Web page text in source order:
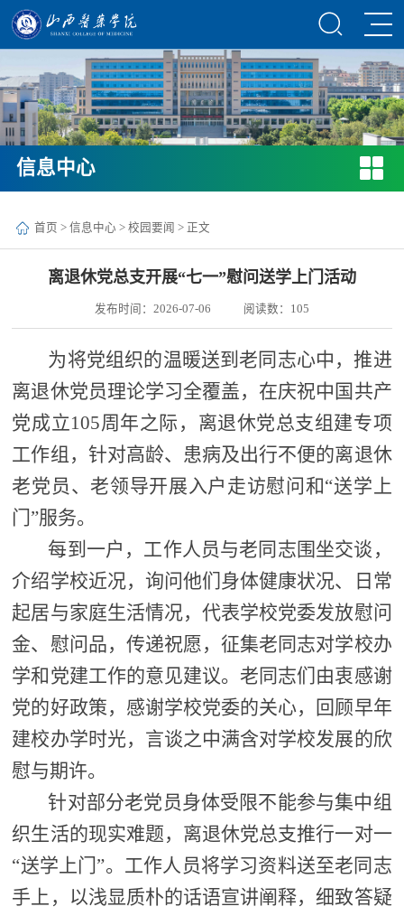
信息中心
首页 > 信息中心 > 校园要闻 > 正文
离退休党总支开展“七一”慰问送学上门活动
发布时间：2026-07-06 阅读数： 105
为将党组织的温暖送到老同志心中，推进
离退休党员理论学习全覆盖，在庆祝中国共产
党成立105周年之际，离退休党总支组建专项
工作组，针对高龄、患病及出行不便的离退休
老党员、老领导开展入户走访慰问和“送学上
门”服务。
每到一户，工作人员与老同志围坐交谈，
介绍学校近况，询问他们身体健康状况、日常
起居与家庭生活情况，代表学校党委发放慰问
金、慰问品，传递祝愿，征集老同志对学校办
学和党建工作的意见建议。老同志们由衷感谢
党的好政策，感谢学校党委的关心，回顾早年
建校办学时光，言谈之中满含对学校发展的欣
慰与期许。
针对部分老党员身体受限不能参与集中组
织生活的现实难题，离退休党总支推行一对一
“送学上门”。工作人员将学习资料送至老同志
手上，以浅显质朴的话语宣讲阐释，细致答疑